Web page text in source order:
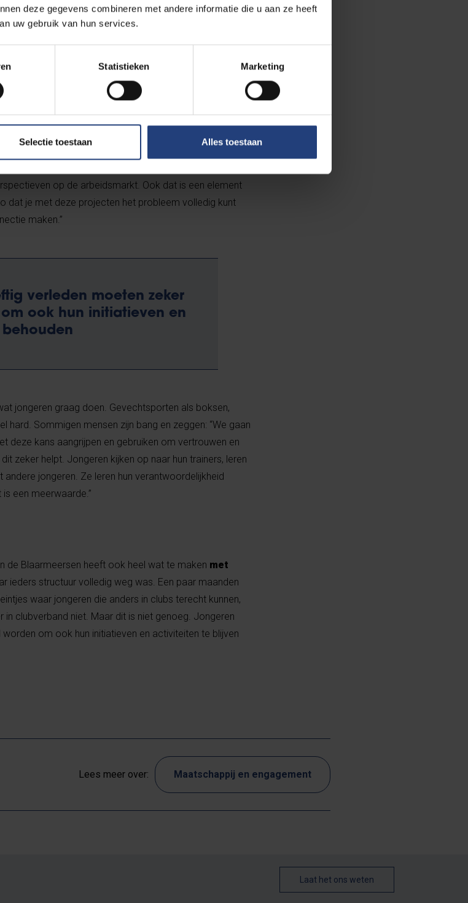
deze gegevens combineren met andere informatie die u aan ze heeft
uw gebruik van hun services.
Statistieken Marketing
Selectie toestaan Alles toestaan
maar ook clubs en projecten helpen. Zij werken al
maar ook vertrouwelijke context
te benaderen. Een
aan de slag en brengen hen nieuwe sportieve
op de arbeidsmarkt. Ook dat is een element
dat je met deze projecten het probleem volledig kunt
maken.”
verleden moeten zeker
ook hun initiatieven en
jongeren graag doen. Gevechtsporten als boksen,
hard. Sommigen mensen zijn bang en zeggen: “We gaan
deze kans aangrijpen en gebruiken om vertrouwen en
zeker helpt. Jongeren kijken op naar hun trainers, leren
jongeren. Ze leren hun verantwoordelijkheid
een meerwaarde.”
de Blaarmeersen heeft ook heel wat te maken met
ieders structuur volledig weg was. Een paar maanden
waar jongeren die anders in clubs terecht kunnen,
clubverband niet. Maar dit is niet genoeg. Jongeren
om ook hun initiatieven en activiteiten te blijven
Lees meer over: Maatschappij en engagement
Laat het ons weten